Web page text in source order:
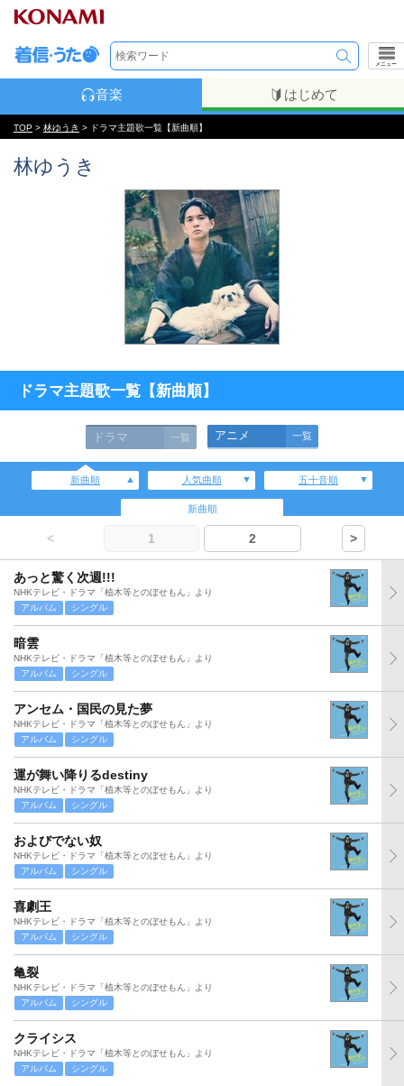
メニュー
音楽 はじめて
TOP > 林ゆうき > ドラマ主題歌一覧【新曲順】
林ゆうき
ドラマ主題歌一覧【新曲順】
ドラマ 一覧 アニメ 一覧
新曲順 人気曲順 五十音順
新曲順
< 1 2 >
あっと驚く次週!!!
NHKテレビ・ドラマ「植木等とのぼせもん」より
アルバム
シングル
暗雲
NHKテレビ・ドラマ「植木等とのぼせもん」より
アルバム
シングル
アンセム・国民の見た夢
NHKテレビ・ドラマ「植木等とのぼせもん」より
アルバム
シングル
運が舞い降りるdestiny
NHKテレビ・ドラマ「植木等とのぼせもん」より
アルバム
シングル
およびでない奴
NHKテレビ・ドラマ「植木等とのぼせもん」より
アルバム
シングル
喜劇王
NHKテレビ・ドラマ「植木等とのぼせもん」より
アルバム
シングル
亀裂
NHKテレビ・ドラマ「植木等とのぼせもん」より
アルバム
シングル
クライシス
NHKテレビ・ドラマ「植木等とのぼせもん」より
アルバム
シングル